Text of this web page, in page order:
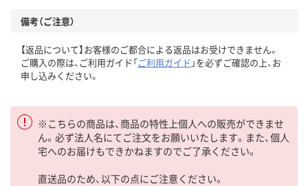
備考（ご注意）
【返品について】お客様のご都合による返品はお受けできません。
ご購入の際は、ご利用ガイド「ご利用ガイド 」を必ずご確認の上、お
申し込みください。
※こちらの商品は、商品の特性上個人への販売ができませ
ん。必ず法人名にてご注文をお願いいたします。また、個人
宅へのお届けもできかねますのでご了承ください。
直送品のため、以下の点にご注意ください。